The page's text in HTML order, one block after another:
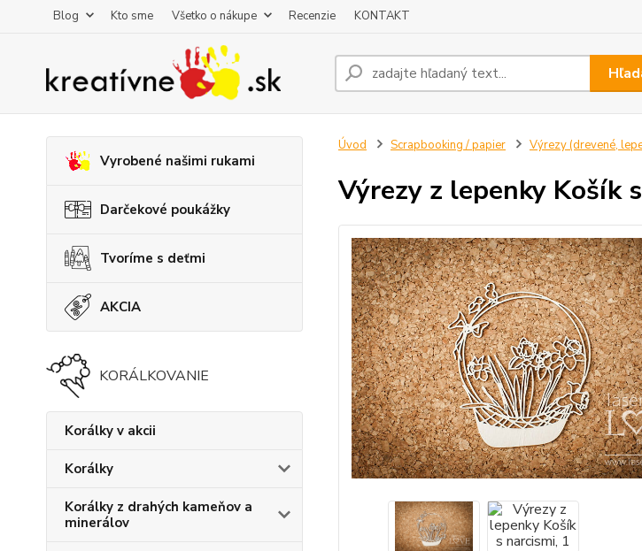
Blog Kto sme Všetko o nákupe Recenzie KONTAKT
Vyrobené našimi rukami
Darčekové poukážky
Tvoríme s deťmi
AKCIA
KORÁLKOVANIE
Korálky v akcii
Korálky
Korálky z drahých kameňov a
minerálov
Úvod Scrapbooking / papier Výrezy (drevené,
Výrezy z lepenky Košík